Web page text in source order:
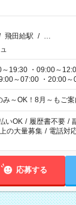
飛田給駅 / …
19:30 ・09:00～
～07:00 ・20:00
み～OK！8月～もご案
いOK / 履歴書不要 /
の大量募集 / 電話対
応募する